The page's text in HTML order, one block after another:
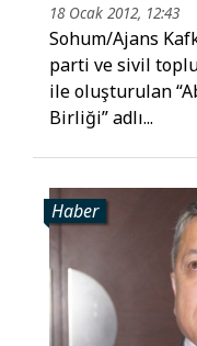
18 Ocak 2012, 12:43
Sohum/Ajans
parti ve sivil
ile oluşturulan
Birliği” adlı...
Haber